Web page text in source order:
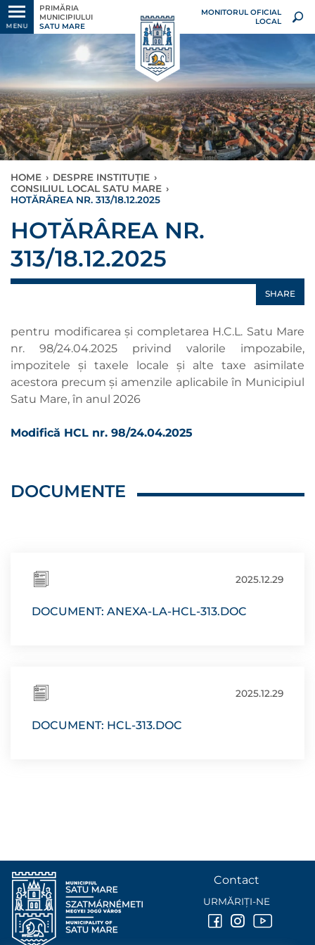
MENU
PRIMĂRIA
MUNICIPIULUI
SATU MARE
MONITORUL OFICIAL
LOCAL
HOME › DESPRE INSTITUȚIE ›
CONSILIUL LOCAL SATU MARE ›
HOTĂRÂREA NR. 313/18.12.2025
HOTĂRÂREA NR.
313/18.12.2025
SHARE
pentru modificarea și completarea H.C.L. Satu Mare
nr. 98/24.04.2025 privind valorile impozabile,
impozitele și taxele locale și alte taxe asimilate
acestora precum și amenzile aplicabile în Municipiul
Satu Mare, în anul 2026
Modifică HCL nr. 98/24.04.2025
DOCUMENTE
2025.12.29
DOCUMENT: ANEXA-LA-HCL-313.DOC
2025.12.29
DOCUMENT: HCL-313.DOC
Contact
URMĂRIȚI-NE